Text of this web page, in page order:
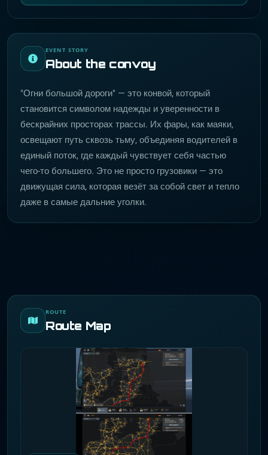
EVENT STORY
About the convoy
"Огни большой дороги" — это конвой, который
становится символом надежды и уверенности в
бескрайних просторах трассы. Их фары, как маяки,
освещают путь сквозь тьму, объединяя водителей в
единый поток, где каждый чувствует себя частью
чего-то большего. Это не просто грузовики — это
движущая сила, которая везёт за собой свет и тепло
даже в самые дальние уголки.
ROUTE
Route Map